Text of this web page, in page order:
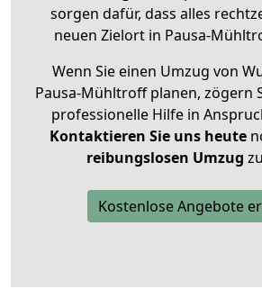
sorgen dafür, dass alles
neuen Zielort in Pausa-
Wenn Sie einen Umzug von
Pausa-Mühltroff planen, zögern
professionelle Hilfe in
Kontaktieren Sie uns heute
reibungslosen Umzug
Kostenlose Angebote